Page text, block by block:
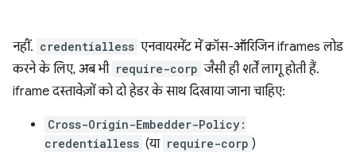
नहीं. credentialless एनवायरमेंट में क्रॉस-ऑरिजिन iframes लोड
करने के लिए, अब भी require-corp जैसी ही शर्तें लागू होती हैं.
iframe दस्तावेज़ों को दो हेडर के साथ दिखाया जाना चाहिए:
Cross-Origin-Embedder-Policy:
credentialless (या require-corp )